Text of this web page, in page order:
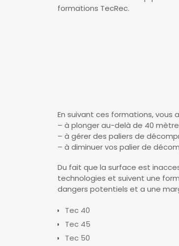
formations TecRec.
En suivant ces formations, vous
– à plonger au-delà de 40
– à gérer des paliers de
– à diminuer vos palier de
Du fait que la surface est
technologies et suivent une
dangers potentiels et a une
Tec 40
Tec 45
Tec 50